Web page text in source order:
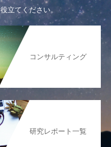
立てください。
コンサルティング
研究レポート一覧